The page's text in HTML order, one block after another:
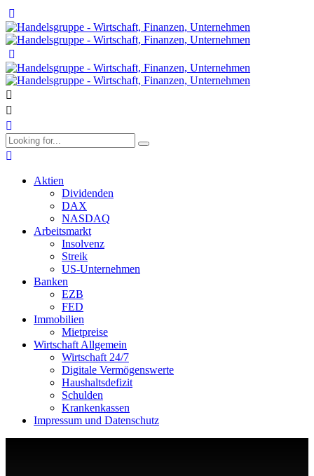
Aktien
Dividenden
DAX
NASDAQ
Arbeitsmarkt
Insolvenz
Streik
US-Unternehmen
Banken
EZB
FED
Immobilien
Mietpreise
Wirtschaft Allgemein
Wirtschaft 24/7
Digitale Vermögenswerte
Haushaltsdefizit
Schulden
Krankenkassen
Impressum und Datenschutz